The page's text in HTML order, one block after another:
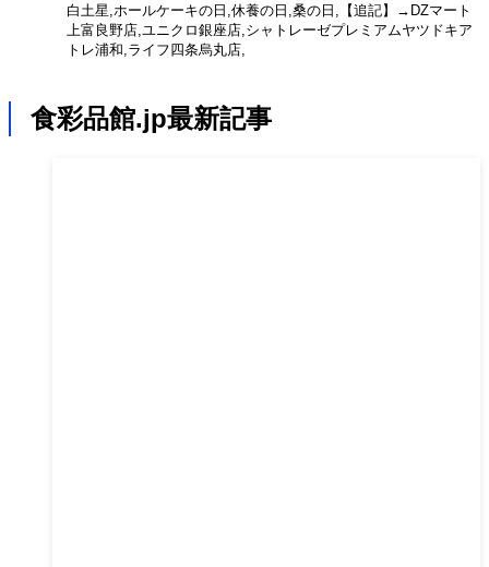
白土星,ホールケーキの日,休養の日,桑の日,【追記】→DZマート
上富良野店,ユニクロ銀座店,シャトレーゼプレミアムヤツドキア
トレ浦和,ライフ四条烏丸店,
食彩品館.jp最新記事